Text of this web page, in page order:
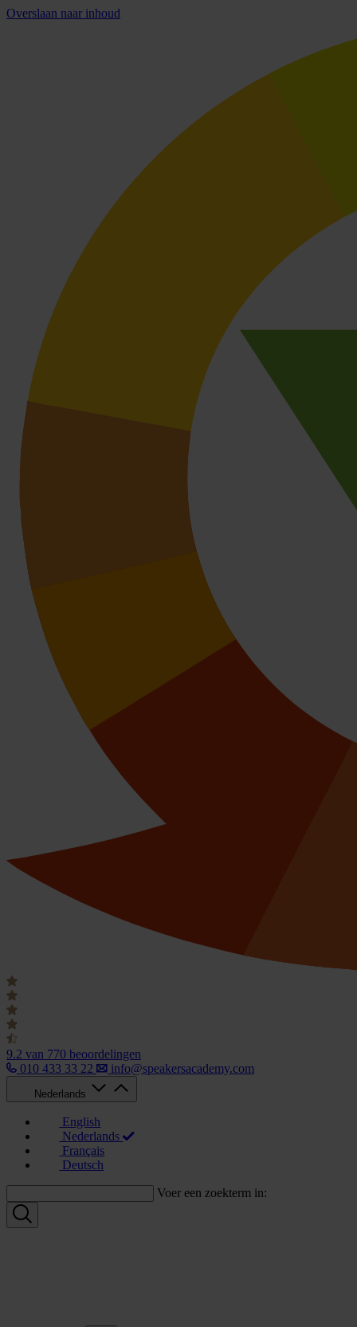
Overslaan naar inhoud
9.2 van 770 beoordelingen
010 433 33 22
info@speakersacademy.com
Nederlands
English
Nederlands
Français
Deutsch
Voer een zoekterm in: